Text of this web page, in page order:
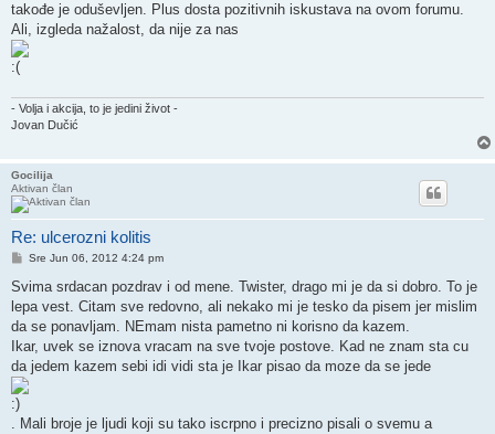
takođe je oduševljen. Plus dosta pozitivnih iskustava na ovom forumu.
Ali, izgleda nažalost, da nije za nas
- Volja i akcija, to je jedini život -
Jovan Dučić
Gocilija
Aktivan član
Re: ulcerozni kolitis
Post
Sre Jun 06, 2012 4:24 pm
Svima srdacan pozdrav i od mene. Twister, drago mi je da si dobro. To je
lepa vest. Citam sve redovno, ali nekako mi je tesko da pisem jer mislim
da se ponavljam. NEmam nista pametno ni korisno da kazem.
Ikar, uvek se iznova vracam na sve tvoje postove. Kad ne znam sta cu
da jedem kazem sebi idi vidi sta je Ikar pisao da moze da se jede
. Mali broje je ljudi koji su tako iscrpno i precizno pisali o svemu a